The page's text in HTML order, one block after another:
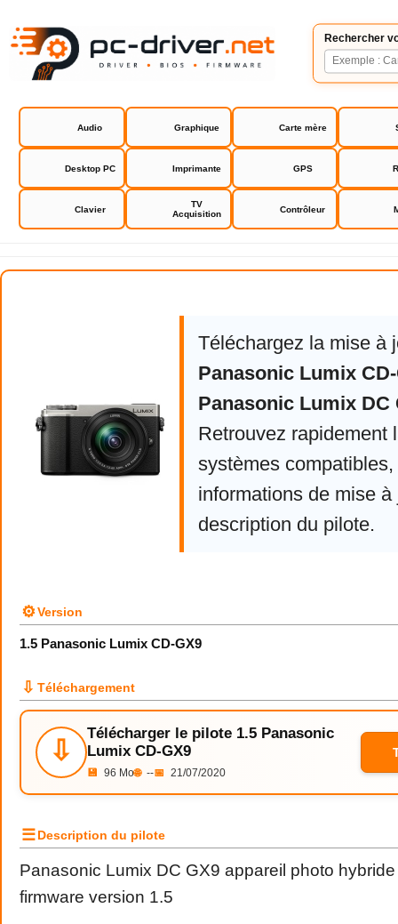
Rechercher
Audio Graphique Carte mère
Desktop PC Imprimante GPS
Clavier
TV
Acquisition
Contrôleur
Panasonic Lumix DC GX9
Téléchargez la mise à
Panasonic Lumix
Panasonic Lumix DC
Retrouvez rapidement
systèmes compatibles,
informations de mise à
description du pilote.
⚙Version
1.5 Panasonic Lumix CD-GX9
⇩ Téléchargement
⇩
Télécharger le pilote 1.5 Panasonic
Lumix CD-GX9
💾 96 Mo🌐 --📅 21/07/2020
☰Description du pilote
Panasonic Lumix DC GX9 appareil photo
firmware version 1.5